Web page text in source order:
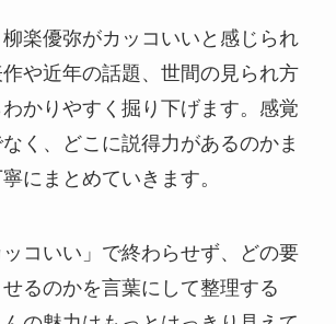
楽優弥がカッコいいと感じられ
や近年の話題、世間の見られ方
かりやすく掘り下げます。感覚
く、どこに説得力があるのかま
にまとめていきます。
ッコいい」で終わらせず、どの要
るのかを言葉にして整理する